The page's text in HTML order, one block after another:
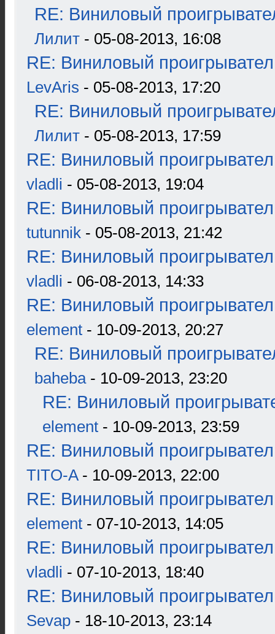
RE: Виниловый
Лилит - 05-08-2013, 16:08
RE: Виниловый
LevAris - 05-08-2013, 17:20
RE: Виниловый
Лилит - 05-08-2013, 17:59
RE: Виниловый
vladli - 05-08-2013, 19:04
RE: Виниловый
tutunnik - 05-08-2013, 21:42
RE: Виниловый
vladli - 06-08-2013, 14:33
RE: Виниловый
element - 10-09-2013, 20:27
RE: Виниловый
baheba- 10-09-2013, 23:20
RE: Виниловый
element - 10-09-2013, 23:59
RE: Виниловый
TITO-A- 10-09-2013, 22:00
RE: Виниловый
element - 07-10-2013, 14:05
RE: Виниловый
vladli - 07-10-2013, 18:40
RE: Виниловый
Sevap - 18-10-2013, 23:14